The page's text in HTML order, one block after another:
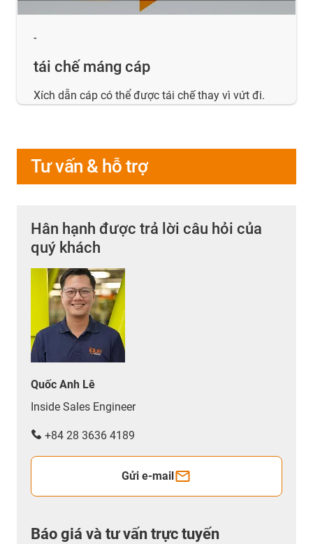
-
tái chế máng cáp
Xích dẫn cáp có thể được tái chế thay vì vứt đi.
Tư vấn & hỗ trợ
Hân hạnh được trả lời câu hỏi của
quý khách
Quốc Anh Lê
Inside Sales Engineer
+84 28 3636 4189
Gửi e-mail
Báo giá và tư vấn trực tuyến